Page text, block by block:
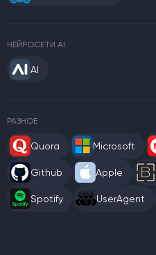
НЕЙРОСЕТИ AI
AI
РАЗНОЕ
Quora Microsoft
Github Apple
Spotify UserAgent